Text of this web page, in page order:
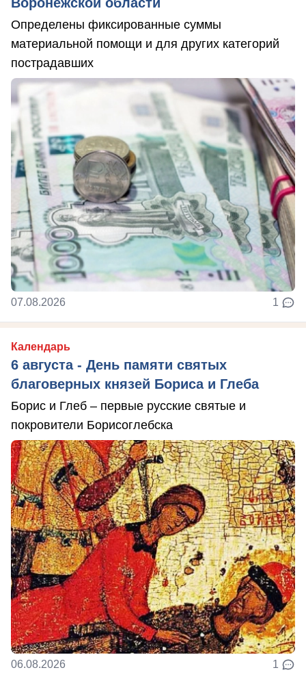
Определены фиксированные суммы
материальной помощи и для других категорий
пострадавших
07.08.2026 1
Календарь
6 августа - День памяти святых
благоверных князей Бориса и Глеба
Борис и Глеб – первые русские святые и
покровители Борисоглебска
06.08.2026 1